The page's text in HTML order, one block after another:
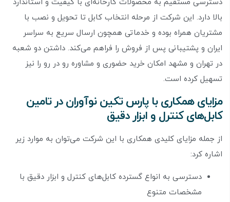
دسترسی مستقیم به محصولات کارخانه‌ای با کیفیت و استاندارد
بالا دارد. این شرکت از مرحله انتخاب کابل تا تحویل و نصب با
مشتریان همراه بوده و خدماتی همچون ارسال سریع به سراسر
ایران و پشتیبانی پس از فروش را فراهم می‌کند. داشتن دو شعبه
در تهران و مشهد امکان خرید حضوری و مشاوره رو در رو را نیز
تسهیل کرده است.
مزایای همکاری با پارس تکین نوآوران در تامین
کابل‌های کنترل و ابزار دقیق
از جمله مزایای کلیدی همکاری با این شرکت می‌توان به موارد زیر
اشاره کرد:
دسترسی به انواع گسترده کابل‌های کنترل و ابزار دقیق با
مشخصات متنوع